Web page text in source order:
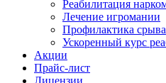
Реабилитация
Лечение игромании
Профилактика срыва
Ускоренный курс
Акции
Прайс-лист
Лицензии